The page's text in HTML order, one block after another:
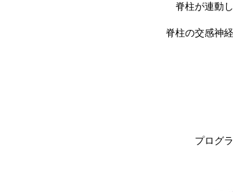
脊柱が連動
脊柱の交感神
プログ